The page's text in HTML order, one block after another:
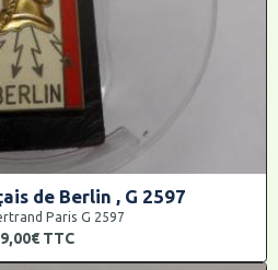
de Berlin , G 2597
Paris G 2597
TTC